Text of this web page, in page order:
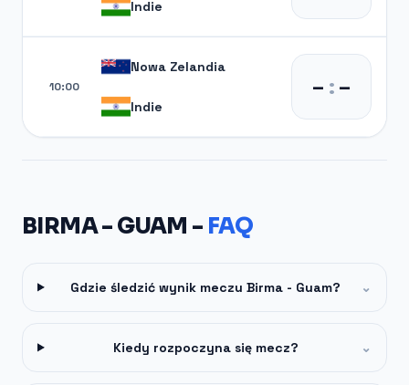
Indie
10:00
Nowa Zelandia
Indie
– :–
BIRMA - GUAM - FAQ
Gdzie śledzić wynik meczu Birma - Guam? ⌄
Kiedy rozpoczyna się mecz? ⌄